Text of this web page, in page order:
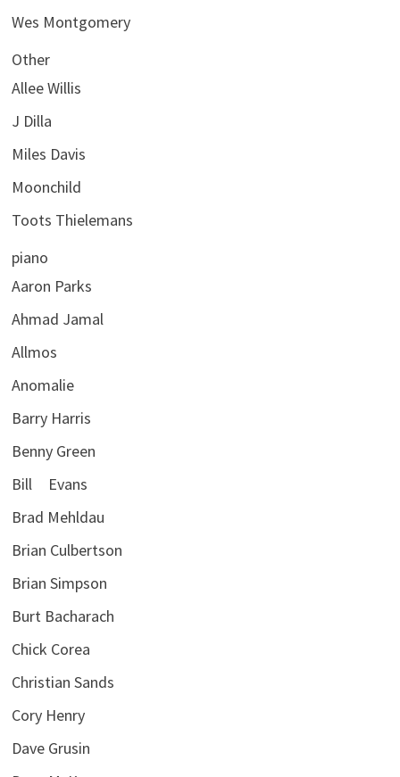
Wes Montgomery
Other
Allee Willis
J Dilla
Miles Davis
Moonchild
Toots Thielemans
piano
Aaron Parks
Ahmad Jamal
Allmos
Anomalie
Barry Harris
Benny Green
Bill Evans
Brad Mehldau
Brian Culbertson
Brian Simpson
Burt Bacharach
Chick Corea
Christian Sands
Cory Henry
Dave Grusin